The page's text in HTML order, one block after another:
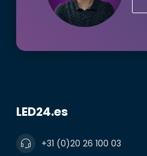
LED24.es
+31 (0)20 26 100 03